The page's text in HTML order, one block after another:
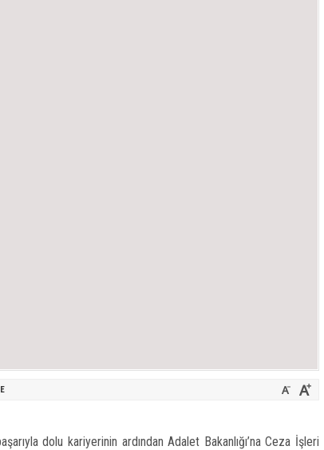
dolu kariyerinin ardından Adalet Bakanlığı’na Ceza İşleri